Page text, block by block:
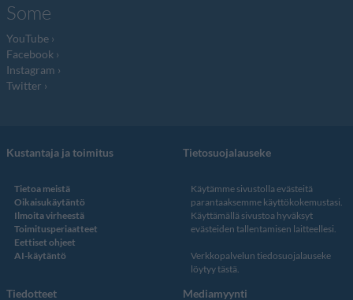
Some
YouTube
Facebook
Instagram
Twitter
Kustantaja ja toimitus
Tietoa meistä
Oikaisukäytäntö
Ilmoita virheestä
Toimitusperiaatteet
Eettiset ohjeet
AI-käytäntö
Tietosuojalauseke
Käytämme sivustolla evästeitä
parantaaksemme käyttökokemustasi.
Käyttämällä sivustoa hyväksyt
evästeiden tallentamisen laitteellesi.
Verkkopalvelun tiedosuojalauseke
löytyy tästä.
Tiedotteet Mediamyynti